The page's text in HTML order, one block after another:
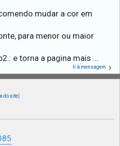
mudar a cor em
para menor ou maior
e torna a pagina mais ...
Ir à mensagem
do site)